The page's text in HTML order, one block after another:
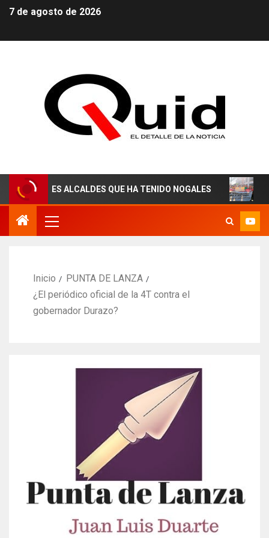
7 de agosto de 2026
ALCALDES QUE HA TENIDO NOGALES ¡AGUAS
Inicio
PUNTA DE LANZA
¿El periódico oficial de la 4T contra el
gobernador Durazo?